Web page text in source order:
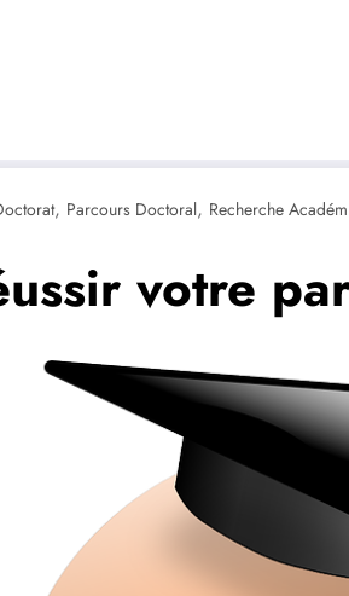
, Parcours Doctoral, Recherche
votre